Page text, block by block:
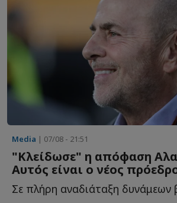
Media | 07/08 - 21:51
"Κλείδωσε" η απόφαση
Αυτός είναι ο νέος